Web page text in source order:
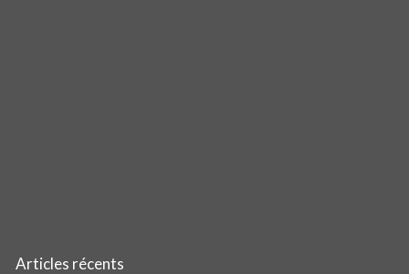
Articles récents